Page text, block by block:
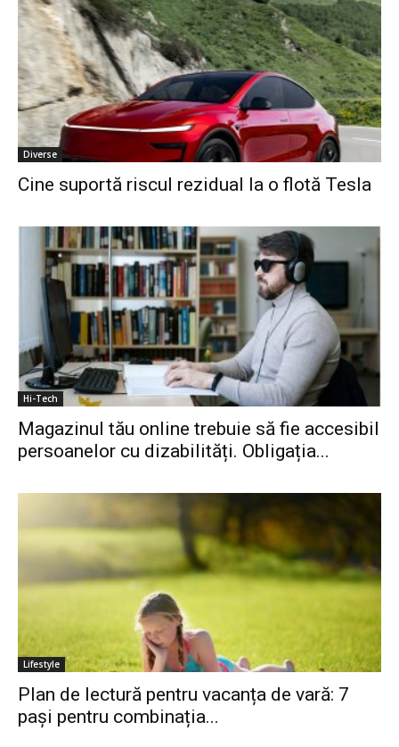
Diverse
Cine suportă riscul rezidual la o flotă Tesla
Hi-Tech
Magazinul tău online trebuie să fie accesibil
persoanelor cu dizabilități. Obligația...
Lifestyle
Plan de lectură pentru vacanța de vară: 7
pași pentru combinația...